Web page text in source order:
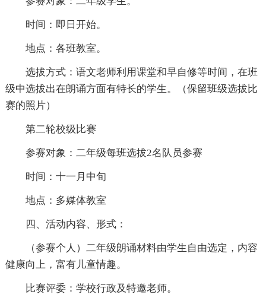
时间：即日开始。
地点：各班教室。
选拔方式：语文老师利用课堂和早自修等时间，在班
级中选拔出在朗诵方面有特长的学生。（保留班级选拔比
赛的照片）
第二轮校级比赛
参赛对象：二年级每班选拔2名队员参赛
时间：十一月中旬
地点：多媒体教室
四、活动内容、形式：
（参赛个人）二年级朗诵材料由学生自由选定，内容
健康向上，富有儿童情趣。
比赛评委：学校行政及特邀老师。